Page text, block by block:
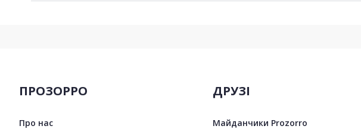
ПРОЗОРРО
Про нас
ДРУЗІ
Майданчики Prozorro